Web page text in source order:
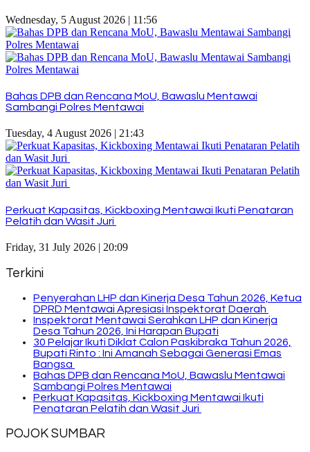
Wednesday, 5 August 2026 | 11:56
Bahas DPB dan Rencana MoU, Bawaslu Mentawai
Sambangi Polres Mentawai
Tuesday, 4 August 2026 | 21:43
Perkuat Kapasitas, Kickboxing Mentawai Ikuti Penataran
Pelatih dan Wasit Juri
Friday, 31 July 2026 | 20:09
Terkini
Penyerahan LHP dan Kinerja Desa Tahun 2026, Ketua
DPRD Mentawai Apresiasi Inspektorat Daerah
Inspektorat Mentawai Serahkan LHP dan Kinerja
Desa Tahun 2026, Ini Harapan Bupati
30 Pelajar Ikuti Diklat Calon Paskibraka Tahun 2026,
Bupati Rinto : Ini Amanah Sebagai Generasi Emas
Bangsa
Bahas DPB dan Rencana MoU, Bawaslu Mentawai
Sambangi Polres Mentawai
Perkuat Kapasitas, Kickboxing Mentawai Ikuti
Penataran Pelatih dan Wasit Juri
POJOK SUMBAR